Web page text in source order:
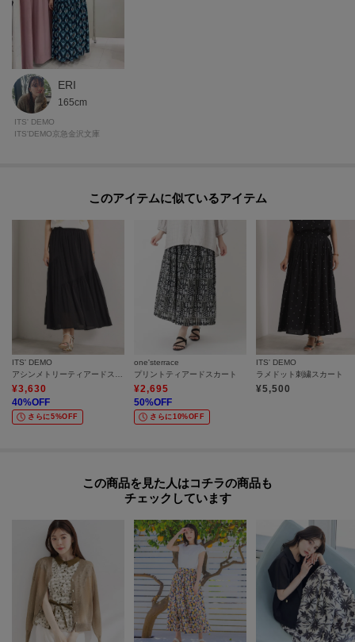
▽ブランドのお気に入り登録も！
・新商品やお得な情報をいち早くお知らせ
----------------------------------------
モデル情報：身長164cm B80 W60 H84 着用サイズ：00（フリーサイズ）
ERI
165cm
ITS' DEMO
ITS'DEMO京急金沢文庫
このアイテムに似ているアイテム
ITS' DEMO
アシンメトリーティアードスカート
¥3,630
40%OFF
さらに5%OFF
one'sterrace
プリントティアードスカート
¥2,695
50%OFF
さらに10%OFF
ITS' DEMO
ラメドット刺繍スカート
¥5,500
この商品を見た人はコチラの商品も
チェックしています